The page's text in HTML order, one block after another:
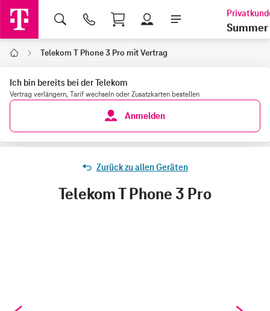
Shopping Cart
Summer
Home Telekom T Phone 3 Pro mit Vertrag
Ich bin bereits bei der Telekom
Vertrag verlängern, Tarif wechseln oder Zusatzkarten bestellen
Anmelden
Zurück zu allen Geräten
Telekom T Phone 3 Pro